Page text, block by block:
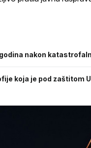
nakon
koja je pod zaštitom